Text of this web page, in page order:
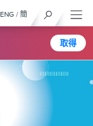
取得
ENG / 簡